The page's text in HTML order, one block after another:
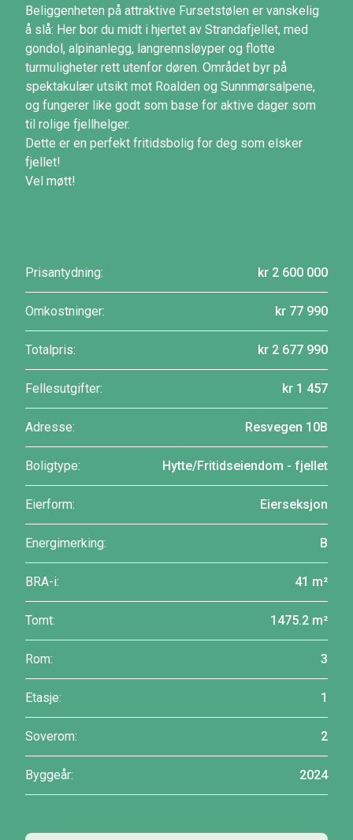
Beliggenheten på attraktive Fursetstølen er vanskelig
å slå: Her bor du midt i hjertet av Strandafjellet, med
gondol, alpinanlegg, langrennsløyper og flotte
turmuligheter rett utenfor døren. Området byr på
spektakulær utsikt mot Roalden og Sunnmørsalpene,
og fungerer like godt som base for aktive dager som
til rolige fjellhelger.
Dette er en perfekt fritidsbolig for deg som elsker
fjellet!
Vel møtt!
Prisantydning: kr 2 600 000
Omkostninger: kr 77 990
Totalpris: kr 2 677 990
Fellesutgifter: kr 1 457
Adresse: Resvegen 10B
Boligtype: Hytte/Fritidseiendom - fjellet
Eierform: Eierseksjon
Energimerking: B
BRA-i: 41 m²
Tomt: 1475.2 m²
Rom: 3
Etasje: 1
Soverom: 2
Byggeår: 2024